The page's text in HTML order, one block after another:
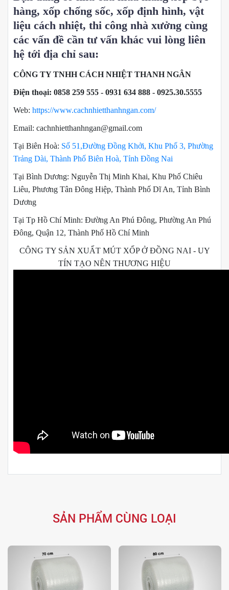
hàng, xốp chống sốc, xốp định hình, vật
liệu cách nhiệt, thi công nhà xưởng cùng
các vấn đề cần tư vấn khác vui lòng liên
hệ tới địa chỉ sau:
CÔNG TY TNHH CÁCH NHIỆT THANH NGÂN
Điện thoại: 0858 259 555 - 0931 634 888 - 0925.30.5555
Web: https://www.cachnhietthanhngan.com/
Email: cachnhietthanhngan@gmail.com
Tại Biên Hoà: Số 51,Đường Đồng Khởi, Khu Phố 3, Phường
Trảng Dài, Thành Phố Biên Hoà, Tỉnh Đồng Nai
Tại Bình Dương: Nguyễn Thị Minh Khai, Khu Phố Chiêu
Liêu, Phương Tân Đông Hiệp, Thành Phố Dĩ An, Tỉnh Bình
Dương
Tại Tp Hồ Chí Minh: Đường An Phú Đông, Phường An Phú
Đông, Quận 12, Thành Phố Hồ Chí Minh
CÔNG TY SẢN XUẤT MÚT XỐP Ở ĐỒNG NAI - UY
TÍN TẠO NÊN THƯƠNG HIỆU
SẢN PHẨM CÙNG LOẠI